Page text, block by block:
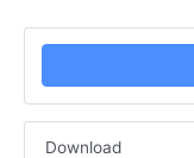
Download